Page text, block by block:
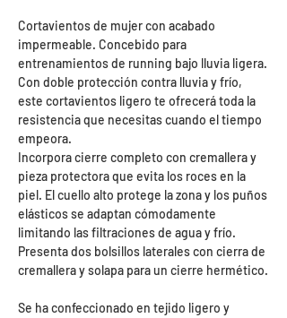
Cortavientos de mujer con acabado
impermeable. Concebido para
entrenamientos de running bajo lluvia ligera.
Con doble protección contra lluvia y frío,
este cortavientos ligero te ofrecerá toda la
resistencia que necesitas cuando el tiempo
empeora.
Incorpora cierre completo con cremallera y
pieza protectora que evita los roces en la
piel. El cuello alto protege la zona y los puños
elásticos se adaptan cómodamente
limitando las filtraciones de agua y frío.
Presenta dos bolsillos laterales con cierra de
cremallera y solapa para un cierre hermético.
Se ha confeccionado en tejido ligero y